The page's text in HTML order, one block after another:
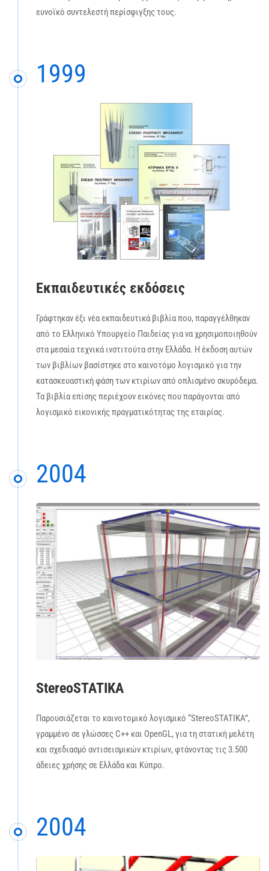
ευνοϊκό συντελεστή περίσφιγξης τους.
1999
Εκπαιδευτικές εκδόσεις
Γράφτηκαν έξι νέα εκπαιδευτικά βιβλία που, παραγγέλθηκαν
από το Ελληνικό Υπουργείο Παιδείας για να χρησιμοποιηθούν
στα μεσαία τεχνικά ινστιτούτα στην Ελλάδα. Η έκδοση αυτών
των βιβλίων βασίστηκε στο καινοτόμο λογισμικό για την
κατασκευαστική φάση των κτιρίων από οπλισμένο σκυρόδεμα.
Τα βιβλία επίσης περιέχουν εικόνες που παράγονται από
λογισμικό εικονικής πραγματικότητας της εταιρίας.
2004
StereoSTATIKA
Παρουσιάζεται το καινοτομικό λογισμικό “StereoSTATIKA”,
γραμμένο σε γλώσσες C++ και OpenGL, για τη στατική μελέτη
και σχεδιασμό αντισεισμικών κτιρίων, φτάνοντας τις 3.500
άδειες χρήσης σε Ελλάδα και Κύπρο.
2004